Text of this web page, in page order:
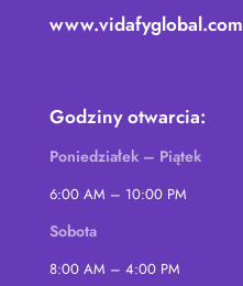
www.vidafyglobal.com
Godziny otwarcia:
Poniedziałek – Piątek
6:00 AM – 10:00 PM
Sobota
8:00 AM – 4:00 PM